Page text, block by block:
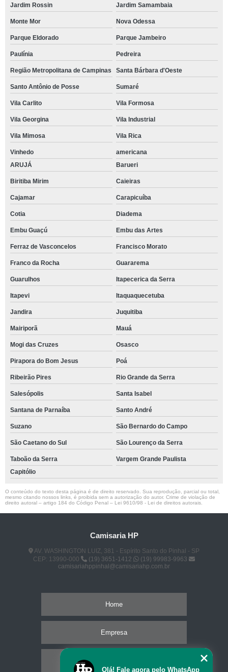
Jardim Rossin Jardim Samambaia
Monte Mor Nova Odessa
Parque Eldorado Parque Jambeiro
Paulínia Pedreira
Região Metropolitana de Campinas Santa Bárbara d'Oeste
Santo Antônio de Posse Sumaré
Vila Carlito Vila Formosa
Vila Georgina Vila Industrial
Vila Mimosa Vila Rica
Vinhedo
americana
ARUJÁ
Barueri
Biritiba Mirim Caieiras
Cajamar Carapicuíba
Cotia Diadema
Embu Guaçú Embu das Artes
Ferraz de Vasconcelos Francisco Morato
Franco da Rocha Guararema
Guarulhos Itapecerica da Serra
Itapevi Itaquaquecetuba
Jandira Juquitiba
Mairiporã Mauá
Mogi das Cruzes Osasco
Pirapora do Bom Jesus Poá
Ribeirão Pires Rio Grande da Serra
Salesópolis Santa Isabel
Santana de Parnaíba Santo André
Suzano São Bernardo do Campo
São Caetano do Sul São Lourenço da Serra
Taboão da Serra
Vargem Grande Paulista
Capitólio
O conteúdo do texto desta página é de direito reservado. Sua reprodução, parcial ou total,
mesmo citando nossos links, é proibida sem a autorização do autor. Crime de violação de
direito autoral – artigo 184 do Código Penal – Lei 9610/98 - Lei de direitos autorais
Camisaria HP
AV. WASHINGTON LUIZ, 381 - Espírito Santo do Pinhal - SP
CEP: 13990-000
(19) 3651-1412
(19) 99983-9963
camisariahppinhal@camisariahp.com.br
Home
Empresa
Olá! Fale agora pelo WhatsApp